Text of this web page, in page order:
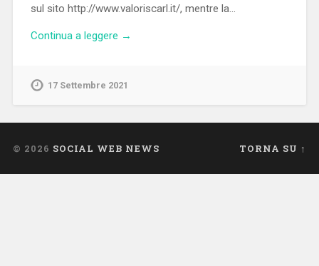
sul sito http://www.valoriscarl.it/, mentre la…
Continua a leggere →
17 Settembre 2021
© 2026 SOCIAL WEB NEWS TORNA SU ↑